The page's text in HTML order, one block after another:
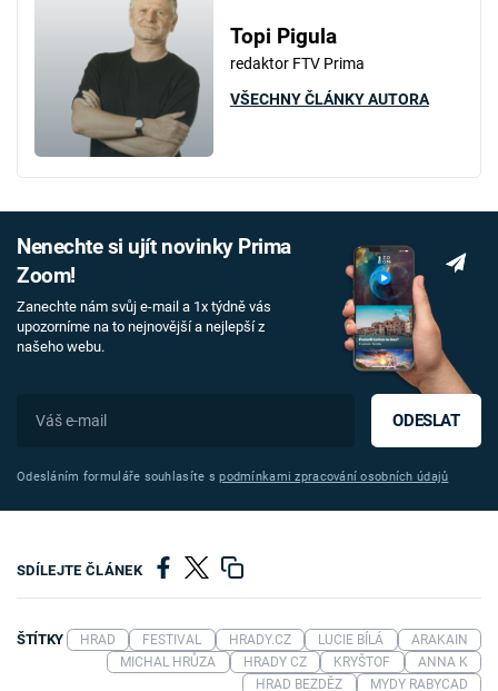
Topi Pigula
redaktor FTV Prima
VŠECHNY ČLÁNKY AUTORA
Nenechte si ujít novinky Prima
Zoom!
Zanechte nám svůj e-mail a 1x týdně vás
upozorníme na to nejnovější a nejlepší z
našeho webu.
ODESLAT
Odesláním formuláře souhlasíte spodmínkami zpracování osobních údajů
SDÍLEJTE ČLÁNEK
ŠTÍTKY HRAD FESTIVAL HRADY.CZ LUCIE BÍLÁ
ARAKAIN
MICHAL HRŮZA
HRADY CZ KRYŠTOF
ANNA K
HRAD BEZDĚZ
MYDY RABYCAD